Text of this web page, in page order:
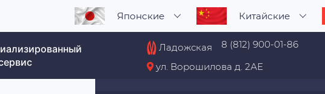
Японские Китайские
Ладожская
8 (812) 900-01-86
ул. Ворошилова д. 2АЕ